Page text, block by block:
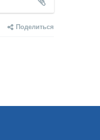
Поделиться